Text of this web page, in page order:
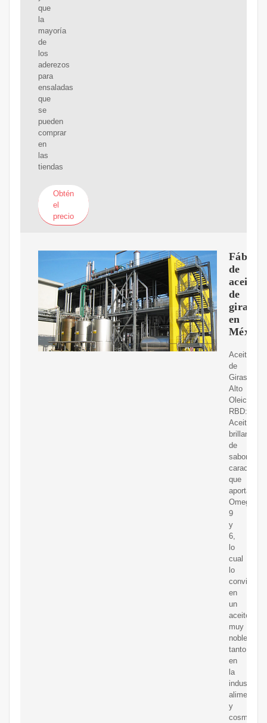
que
la
mayoría
de
los
aderezos
para
ensaladas
que
se
pueden
comprar
en
las
tiendas
Obtén
el
precio
Fábrica
de
aceite
de
girasol
en
México
Aceite
de
Girasol
Alto
Oleico
RBD:
Aceite
brillante
de
sabor
que
aporta
Omega
9
y
6,
lo
cual
lo
convierte
en
un
aceite
muy
noble
tanto
en
la
industria
alimenticia
y
cosmética